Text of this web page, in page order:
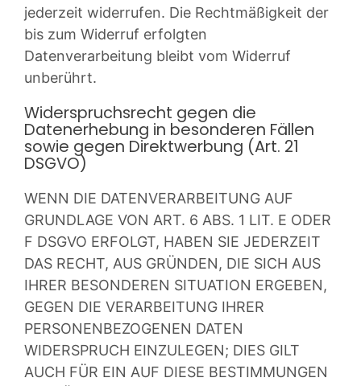
jederzeit widerrufen. Die Rechtmäßigkeit der
bis zum Widerruf erfolgten
Datenverarbeitung bleibt vom Widerruf
unberührt.
Widerspruchsrecht gegen die
Datenerhebung in besonderen Fällen
sowie gegen Direktwerbung (Art. 21
DSGVO)
WENN DIE DATENVERARBEITUNG AUF
GRUNDLAGE VON ART. 6 ABS. 1 LIT. E ODER
F DSGVO ERFOLGT, HABEN SIE JEDERZEIT
DAS RECHT, AUS GRÜNDEN, DIE SICH AUS
IHRER BESONDEREN SITUATION ERGEBEN,
GEGEN DIE VERARBEITUNG IHRER
PERSONENBEZOGENEN DATEN
WIDERSPRUCH EINZULEGEN; DIES GILT
AUCH FÜR EIN AUF DIESE BESTIMMUNGEN